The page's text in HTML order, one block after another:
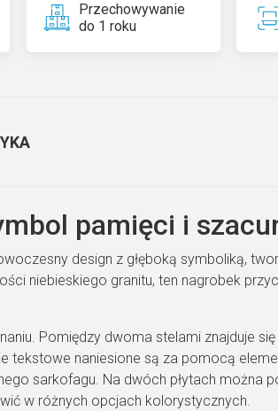
żaru i dumy.
Przechowywanie
do 1 roku
pamięci i
design z głęboką symboliką,
niebieskiego granitu, ten nagrobek
Pomiędzy dwoma stelami znajduje
naniesione są za pomocą
sarkofagu. Na dwóch płytach można
w różnych opcjach kolorystycznych.